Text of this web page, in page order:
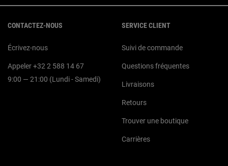
CONTACTEZ-NOUS
Écrivez-nous
Appeler +32 2 588 14 67
9:00 — 21:00 (Lundi - Samedi)
SERVICE CLIENT
Suivi de commande
Questions fréquentes
Livraisons
Retours
Trouver une boutique
Carrières